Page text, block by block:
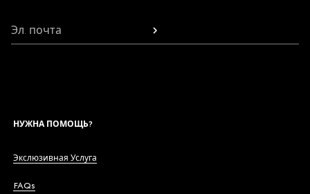
Эл. почта
НУЖНА ПОМОЩЬ?
Экслюзивная Услуга
FAQs